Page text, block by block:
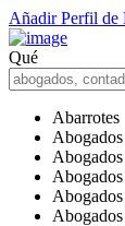
Añadir Perfil de
Qué
Abarrotes
Abogados
Abogados